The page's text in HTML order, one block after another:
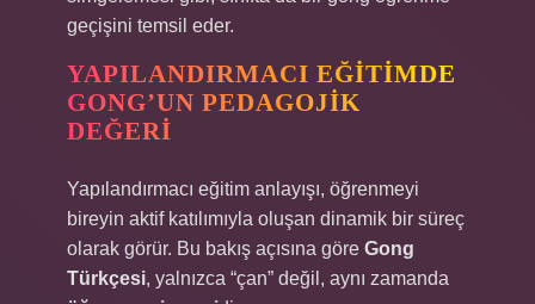
geçişini temsil eder.
YAPILANDIRMACI EĞITIMDE
GONG’UN PEDAGOJIK
DEĞERI
Yapılandırmacı eğitim anlayışı, öğrenmeyi
bireyin aktif katılımıyla oluşan dinamik bir süreç
olarak görür. Bu bakış açısına göre Gong
Türkçesi, yalnızca “çan” değil, aynı zamanda